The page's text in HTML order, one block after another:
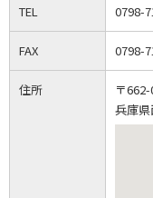
TEL 0798-
FAX 0798-
住所
〒
兵庫県